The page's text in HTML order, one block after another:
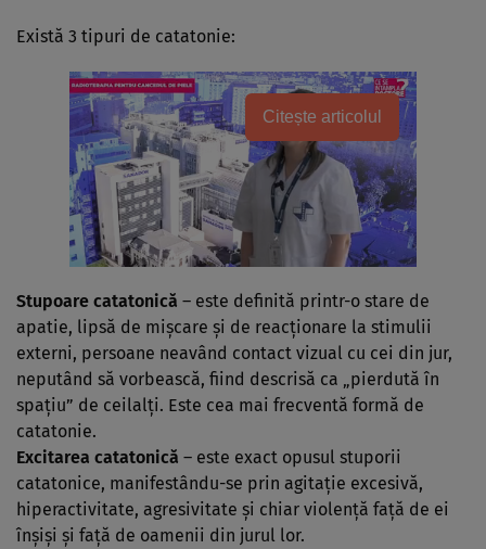
Există 3 tipuri de catatonie:
Citește articolul
Stupoare catatonică – este definită printr-o stare de
apatie, lipsă de mişcare şi de reacţionare la stimulii
externi, persoane neavând contact vizual cu cei din jur,
neputând să vorbească, fiind descrisă ca „pierdută în
spaţiu” de ceilalţi. Este cea mai frecventă formă de
catatonie.
Excitarea catatonică – este exact opusul stuporii
catatonice, manifestându-se prin agitaţie excesivă,
hiperactivitate, agresivitate şi chiar violenţă faţă de ei
înşişi şi faţă de oamenii din jurul lor.